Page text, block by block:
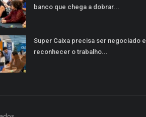
banco que chega a dobrar...
Super Caixa precisa ser negociado e
reconhecer o trabalho...